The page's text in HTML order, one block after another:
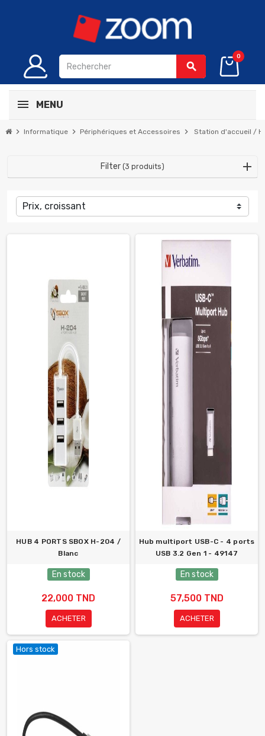
search
0
MENU
chevron_right Informatique chevron_right Périphériques et Accessoires chevron_right Station d'accueil /
Filter (3 produits)
Prix, croissant
HUB 4 PORTS SBOX H-204 /
Blanc
En stock
22,000 TND
ACHETER
Hub multiport USB-C - 4 ports
USB 3.2 Gen 1 - 49147
En stock
57,500 TND
ACHETER
Hors stock